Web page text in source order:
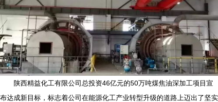
陕西精益化工有限公司总投资46亿元的50万吨煤焦油深加工项目宣
布达成新目标，标志着公司在能源化工产业转型升级的道路上迈出了坚实